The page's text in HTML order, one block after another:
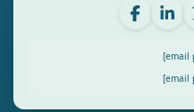
[email
[email